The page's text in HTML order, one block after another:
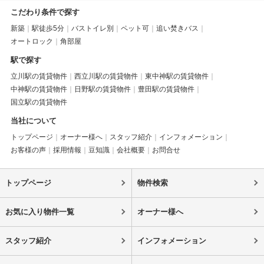
こだわり条件で探す
新築 駅徒歩5分 バストイレ別 ペット可
追い焚きバス
オートロック
角部屋
駅で探す
立川駅の賃貸物件 西立川駅の賃貸物件
東中神駅の賃貸物件
中神駅の賃貸物件
日野駅の賃貸物件
豊田駅の賃貸物件
国立駅の賃貸物件
当社について
トップページ オーナー様へ スタッフ紹介
インフォメーション
お客様の声
採用情報 豆知識 会社概要 お問合せ
トップページ 物件検索
お気に入り物件一覧 オーナー様へ
スタッフ紹介 インフォメーション